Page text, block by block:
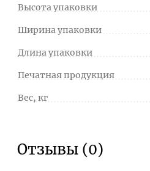
Высота упаковки
Ширина упаковки
Длина упаковки
Печатная продукция
Вес, кг
Отзывы (0)